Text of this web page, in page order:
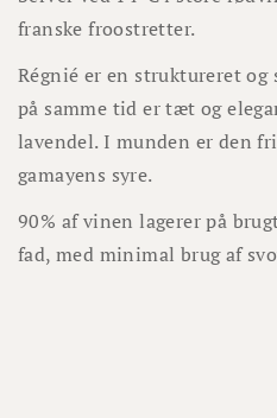
franske froostretter.
Régnié er en struktureret
på samme tid er tæt og
lavendel. I munden er den
gamayens syre.
90% af vinen lagerer på
fad, med minimal brug af